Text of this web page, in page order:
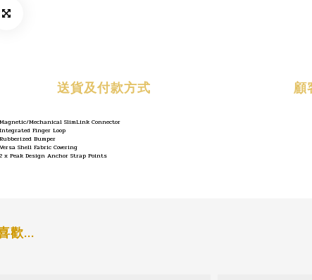
送貨及付款方式 顧
Magnetic/Mechanical SlimLink Connector
Integrated Finger Loop
Rubberized Bumper
Versa Shell Fabric Covering
2 x Peak Design Anchor Strap Points
歡...